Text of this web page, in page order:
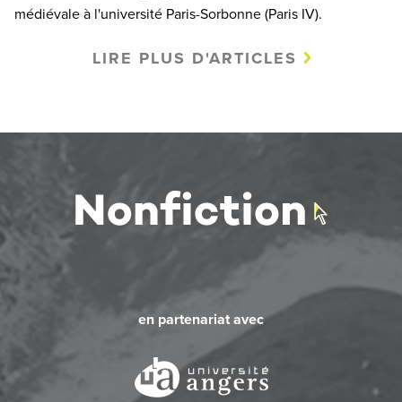
médiévale à l'université Paris-Sorbonne (Paris IV).
LIRE PLUS D'ARTICLES
en partenariat avec